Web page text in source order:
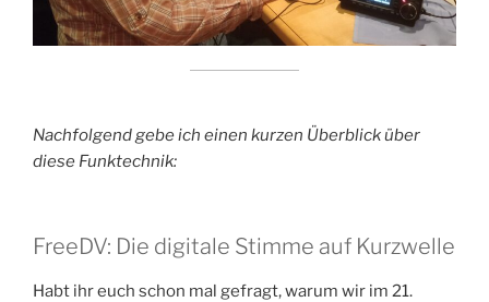
Nachfolgend gebe ich einen kurzen Überblick über
diese Funktechnik:
FreeDV: Die digitale Stimme auf Kurzwelle
Habt ihr euch schon mal gefragt, warum wir im 21.